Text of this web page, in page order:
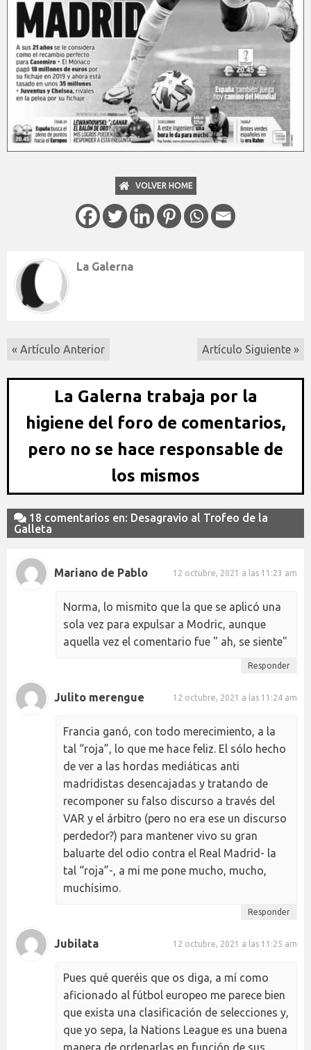
VOLVER HOME
La Galerna
« Artículo Anterior Artículo Siguiente »
La Galerna trabaja por la
higiene del foro de comentarios,
pero no se hace responsable de
los mismos
18 comentarios en: Desagravio al Trofeo de la
Galleta
Mariano de Pablo 12 octubre, 2021 a las 11:23 am
Norma, lo mismito que la que se aplicó una
sola vez para expulsar a Modric, aunque
aquella vez el comentario fue " ah, se siente"
Responder
Julito merengue 12 octubre, 2021 a las 11:24 am
Francia ganó, con todo merecimiento, a la
tal “roja”, lo que me hace feliz. El sólo hecho
de ver a las hordas mediáticas anti
madridistas desencajadas y tratando de
recomponer su falso discurso a través del
VAR y el árbitro (pero no era ese un discurso
perdedor?) para mantener vivo su gran
baluarte del odio contra el Real Madrid- la
tal “roja”-, a mi me pone mucho, mucho,
muchísimo.
Responder
Jubilata 12 octubre, 2021 a las 11:25 am
Pues qué queréis que os diga, a mí como
aficionado al fútbol europeo me parece bien
que exista una clasificación de selecciones y,
que yo sepa, la Nations League es una buena
manera de ordenarlas en función de sus